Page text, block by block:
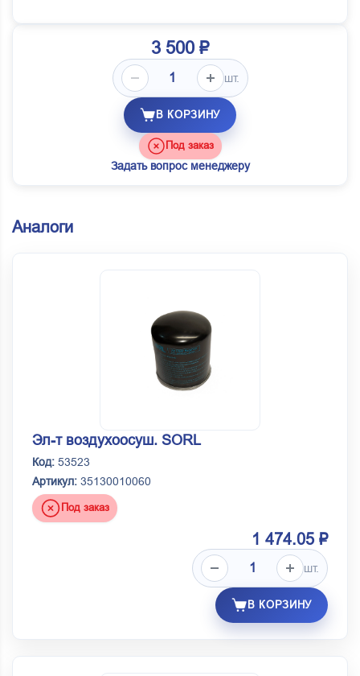
3 500 ₽
шт.
В КОРЗИНУ
Под заказ
Задать вопрос менеджеру
Аналоги
Эл-т воздухоосуш. SORL
Код: 53523
Артикул: 35130010060
Под заказ
1 474.05 ₽
шт.
В КОРЗИНУ